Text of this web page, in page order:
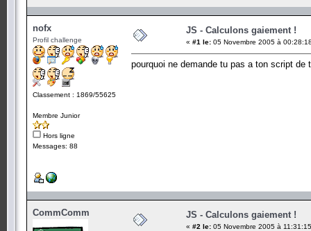
nofx
Profil challenge
Classement : 1869/55625
Membre Junior
Hors ligne
Messages: 88
JS - Calculons gaiement !
« #1 le: 05 Novembre 2005 à
pourquoi ne demande tu pas a ton script de
CommComm JS - Calculons gaiement !
« #2 le: 05 Novembre 2005 à